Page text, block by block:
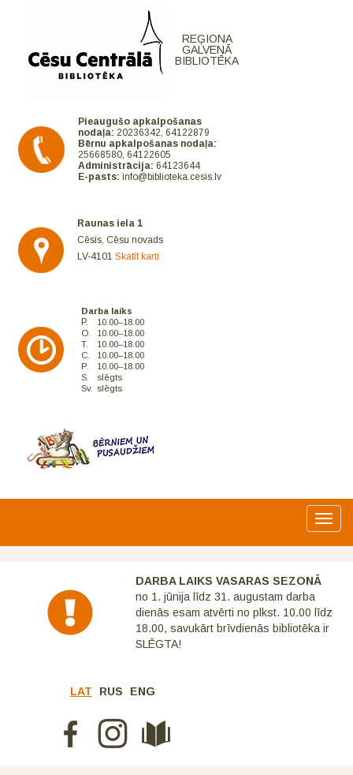
REĢIONA
GALVENĀ
BIBLIOTĒKA
Pieaugušo apkalpošanas
nodaļa: 20236342, 64122879
Bērnu apkalpošanas nodaļa:
25668580, 64122605
Administrācija: 64123644
E-pasts: info@biblioteka.cesis.lv
Raunas iela 1
Cēsis, Cēsu novads
LV-4101Skatīt karti
Darba laiks
P.
10.00–18.00
O.
10.00–18.00
T.
10.00–18.00
C.
10.00–18.00
P.
10.00–18.00
S.
slēgts
Sv.
slēgts
DARBA LAIKS VASARAS SEZONĀ
no 1. jūnija līdz 31. augustam darba
dienās esam atvērti no plkst. 10.00 līdz
18.00, savukārt brīvdienās bibliotēka ir
SLĒGTA!
LAT RUS ENG